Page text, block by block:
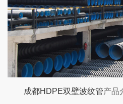
成都HDPE双壁波纹管产品